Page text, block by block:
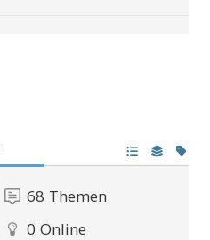
68 Themen
0 Online